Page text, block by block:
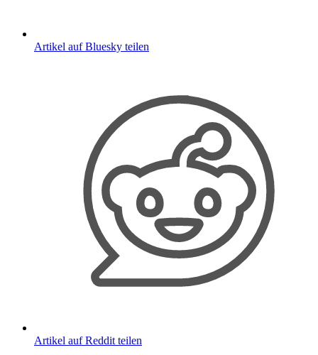
Artikel auf Bluesky teilen
Artikel auf Reddit teilen